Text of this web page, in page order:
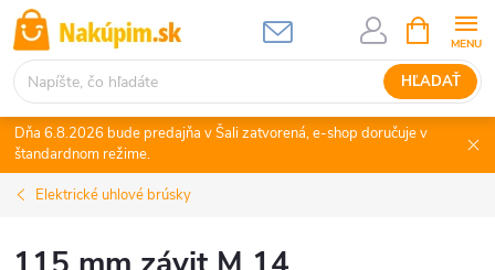
Prejsť
na
obsah
HĽADAŤ
KOŠÍK
Dňa 6.8.2026 bude predajňa v Šali zatvorená, e-shop doručuje v
štandardnom režime.
Elektrické uhlové brúsky